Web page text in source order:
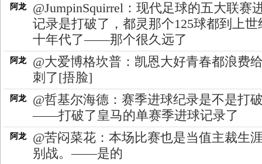
阿龙
@JumpinSquirrel：现代足球的五大联赛
记录是打破了，都灵那个125球都到上世
十年代了——那个很久远了
阿龙
@大爱博格坎普：凯恩大好青春都浪费
刺了[捂脸]
阿龙
@哲基尔海德：赛季进球纪录是不是打
——打破了皇马的单赛季进球记录了
阿龙
@苦闷菜花：本场比赛也是当值主裁生
别战。——是的